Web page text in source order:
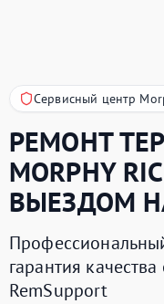
Сервисный центр
РЕМОНТ
MORPHY
ВЫЕЗДОМ
гарантия
RemSupport